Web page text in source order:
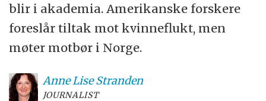
blir i akademia. Amerikanske forskere
foreslår tiltak mot kvinneflukt, men
møter motbør i Norge.
Anne Lise Stranden
JOURNALIST